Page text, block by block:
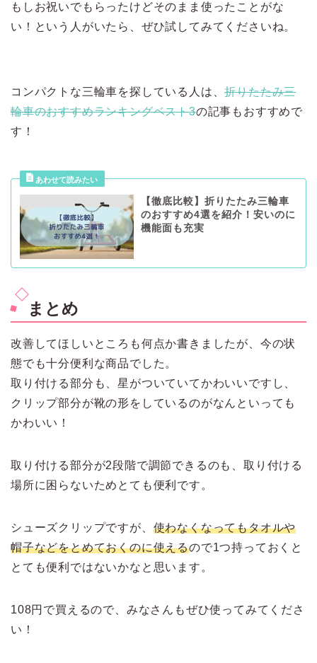
もしお祝いでもらったけどそのまま使ったことがな
い！という人がいたら、ぜひ試してみてくださいね。
コンパクトな三輪車を探している人は、折りたたみ三
輪車のおすすめランキングベスト3の記事もおすすめで
す！
【徹底比較】折りたたみ三輪車
のおすすめ4選を紹介！安いのに
機能面も充実
まとめ
改善してほしいところも何点か書きましたが、今の状
態でも十分便利な商品でした。
取り付ける部分も、星がついていてかわいいですし、
クリップ部分が靴の形をしているのがなんといっても
かわいい！
取り付ける部分が2段階で調節できるのも、取り付ける
場所に困らないためとても便利です。
シューズクリップですが、 使わなくなってもタオルや
帽子などをとめておくのに使えるので1つ持っておくと
とても便利ではないかなと思います。
108円で買えるので、みなさんもぜひ使ってみてくださ
い！